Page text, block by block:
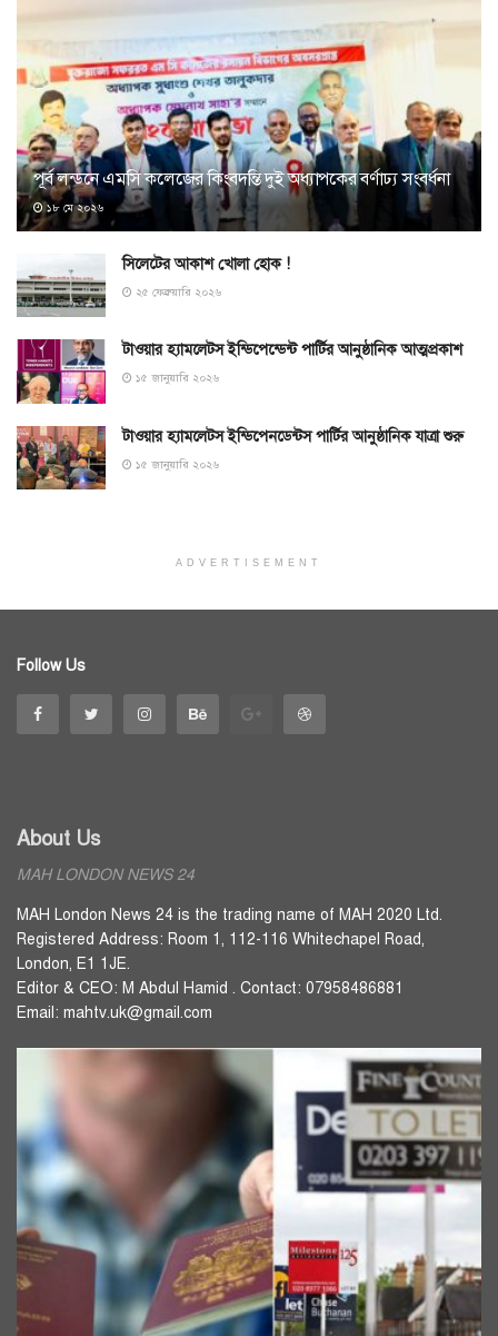
পূর্ব লন্ডনে এমসি কলেজের কিংবদন্তি দুই অধ্যাপকের বর্ণাঢ্য সংবর্ধনা
১৮ মে ২০২৬
সিলেটের আকাশ খোলা হোক !
২৫ ফেব্রুয়ারি ২০২৬
টাওয়ার হ্যামলেটস ইন্ডিপেন্ডেন্ট পার্টির আনুষ্ঠানিক আত্মপ্রকাশ
১৫ জানুয়ারি ২০২৬
টাওয়ার হ্যামলেটস ইন্ডিপেনডেন্টস পার্টির আনুষ্ঠানিক যাত্রা শুরু
১৫ জানুয়ারি ২০২৬
ADVERTISEMENT
Follow Us
About Us
MAH LONDON NEWS 24
MAH London News 24 is the trading name of MAH 2020 Ltd.
Registered Address: Room 1, 112-116 Whitechapel Road,
London, E1 1JE.
Editor & CEO: M Abdul Hamid . Contact: 07958486881
Email: mahtv.uk@gmail.com